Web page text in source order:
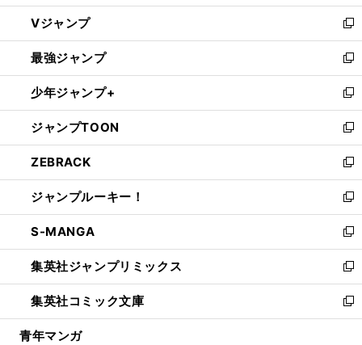
ウ
ィ
ン
ド
ウ
で
開
く
し
い
ウ
ィ
ン
ド
ウ
で
開
く
Vジャンプ
新
し
い
ウ
ィ
ン
ド
ウ
で
開
く
最強ジャンプ
新
し
い
ウ
ィ
ン
ド
ウ
で
開
く
少年ジャンプ+
新
し
い
ウ
ィ
ン
ド
ウ
で
開
く
ジャンプTOON
新
し
い
ウ
ィ
ン
ド
ウ
で
開
く
ZEBRACK
新
し
い
ウ
ィ
ン
ド
ウ
で
開
ジャンプルーキー！
新
し
い
ウ
ィ
ン
ド
ウ
S-MANGA
新
し
い
ウ
ィ
ン
集英社ジャンプリミックス
新
し
い
ウ
集英社コミック文庫
新
し
青年マンガ